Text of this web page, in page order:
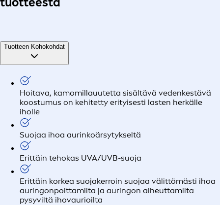
Tuotteen Kohokohdat
Hoitava, kamomillauutetta sisältävä vedenkestävä
koostumus on kehitetty erityisesti lasten herkälle
iholle
Suojaa ihoa aurinkoärsytykseltä
Erittäin tehokas UVA/UVB-suoja
Erittäin korkea suojakerroin suojaa välittömästi ihoa
auringonpolttamilta ja auringon aiheuttamilta
pysyviltä ihovaurioilta